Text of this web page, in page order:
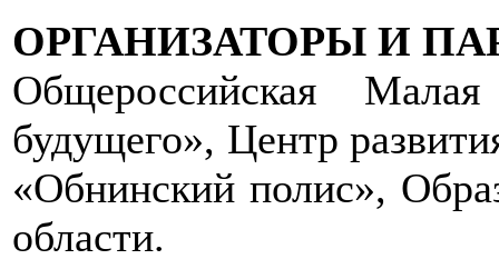
ОРГАНИЗАТОРЫ И
Общероссийская
будущего», Центр
«Обнинский полис»,
области.